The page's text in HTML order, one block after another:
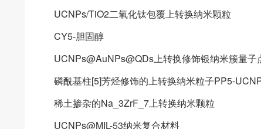
UCNPs/TiO2二氧化钛包覆上转换纳米颗粒
CY5-胆固醇
UCNPs@AuNPs@QDs上转换修饰银纳米簇量子
磷酰基柱[5]芳烃修饰的上转换纳米粒子PP5-
稀土掺杂的Na_3ZrF_7上转换纳米颗粒
UCNPs@MIL-53纳米复合材料